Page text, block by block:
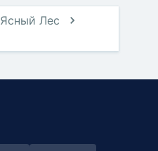
Ясный Лес